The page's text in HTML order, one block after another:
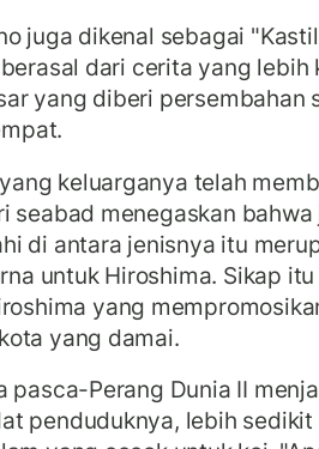
juga dikenal sebagai
dari cerita yang lebih
yang diberi persembahan
keluarganya telah
seabad menegaskan bahwa
di antara jenisnya itu
untuk Hiroshima. Sikap itu
yang
yang damai.
pasca-Perang Dunia II
penduduknya, lebih